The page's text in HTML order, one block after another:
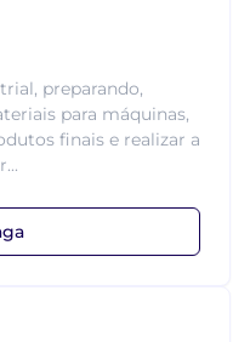
preparando,
para máquinas,
finais e realizar a